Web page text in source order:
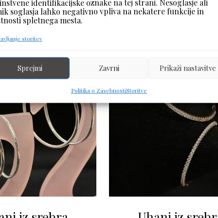
identifikacijske oznake na tej strani. Nesoglasje ali
soglasja lahko negativno vpliva na nekatere funkcije in
spletnega mesta.
storitev
Sprejmi Zavrni Prikaži nastavitve
Politika o ZasebnostiStoritve
V Košarico